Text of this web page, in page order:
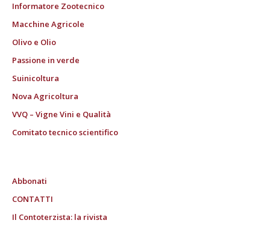
Informatore Zootecnico
Macchine Agricole
Olivo e Olio
Passione in verde
Suinicoltura
Nova Agricoltura
VVQ – Vigne Vini e Qualità
Comitato tecnico scientifico
Abbonati
CONTATTI
Il Contoterzista: la rivista